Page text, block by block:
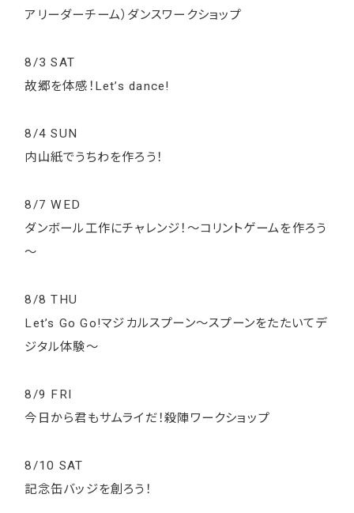
アリーダーチーム）ダンスワークショップ
8/3 SAT
故郷を体感！Let’s dance!
8/4 SUN
内山紙でうちわを作ろう！
8/7 WED
ダンボール工作にチャレンジ！～コリントゲームを作ろう
～
8/8 THU
Let’s Go Go!マジカルスプーン～スプーンをたたいてデ
ジタル体験～
8/9 FRI
今日から君もサムライだ！殺陣ワークショップ
8/10 SAT
記念缶バッジを創ろう！